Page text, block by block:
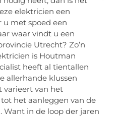
elektricien een
u met spoed een
waar vindt u een
Utrecht? Zo’n
is Houtman
heeft al tientallen
allerhande klussen
varieert van het
het aanleggen van de
in de loop der jaren